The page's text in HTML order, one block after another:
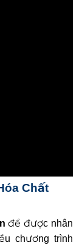
Chất
để được nhân
chương trình